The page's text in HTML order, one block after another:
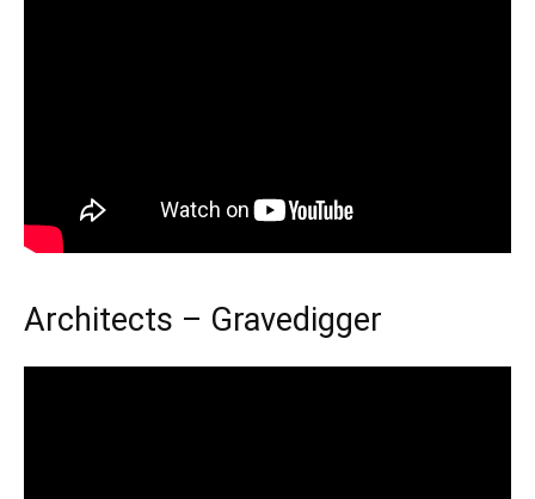
Architects – Gravedigger